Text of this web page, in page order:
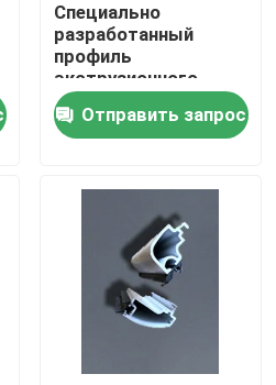
UPVC
Специально
разработанный
профиль
экструзионного
корпуса или
скользящего окна с
устойчивостью к
Отправить запрос